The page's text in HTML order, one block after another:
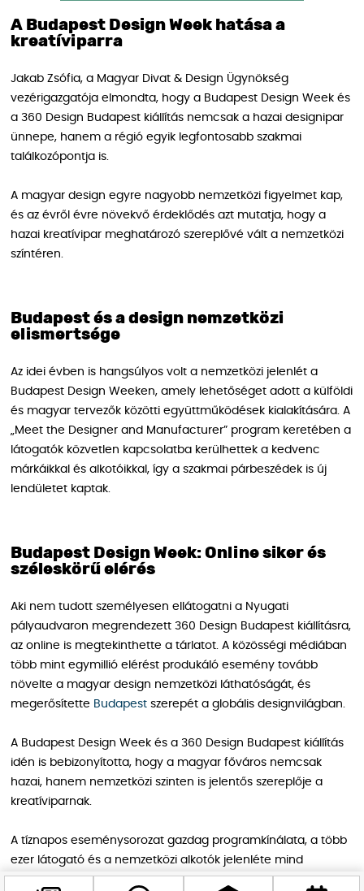
A Budapest Design Week hatása a
kreatíviparra
Jakab Zsófia, a Magyar Divat & Design Ügynökség
vezérigazgatója elmondta, hogy a Budapest Design Week és
a 360 Design Budapest kiállítás nemcsak a hazai designipar
ünnepe, hanem a régió egyik legfontosabb szakmai
találkozópontja is.
A magyar design egyre nagyobb nemzetközi figyelmet kap,
és az évről évre növekvő érdeklődés azt mutatja, hogy a
hazai kreatívipar meghatározó szereplővé vált a nemzetközi
színtéren.
Budapest és a design nemzetközi
elismertsége
Az idei évben is hangsúlyos volt a nemzetközi jelenlét a
Budapest Design Weeken, amely lehetőséget adott a külföldi
és magyar tervezők közötti együttműködések kialakítására. A
„Meet the Designer and Manufacturer” program keretében a
látogatók közvetlen kapcsolatba kerülhettek a kedvenc
márkáikkal és alkotóikkal, így a szakmai párbeszédek is új
lendületet kaptak.
Budapest Design Week: Online siker és
széleskörű elérés
Aki nem tudott személyesen ellátogatni a Nyugati
pályaudvaron megrendezett 360 Design Budapest kiállításra,
az online is megtekinthette a tárlatot. A közösségi médiában
több mint egymillió elérést produkáló esemény tovább
növelte a magyar design nemzetközi láthatóságát, és
megerősítette Budapest szerepét a globális designvilágban.
A Budapest Design Week és a 360 Design Budapest kiállítás
idén is bebizonyította, hogy a magyar főváros nemcsak
hazai, hanem nemzetközi szinten is jelentős szereplője a
kreatíviparnak.
A tíznapos eseménysorozat gazdag programkínálata, a több
ezer látogató és a nemzetközi alkotók jelenléte mind
hozzájárultak ahhoz, hogy Budapest a design egyik